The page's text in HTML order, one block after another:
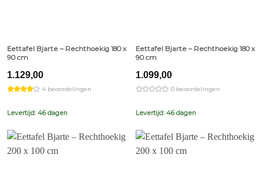
Eettafel Bjarte – Rechthoekig 180 x
90 cm
1.129,00
4 beoordelingen
Levertijd: 46 dagen
Eettafel Bjarte – Rechthoekig 180 x
90 cm
1.099,00
0 beoordelingen
Levertijd: 46 dagen